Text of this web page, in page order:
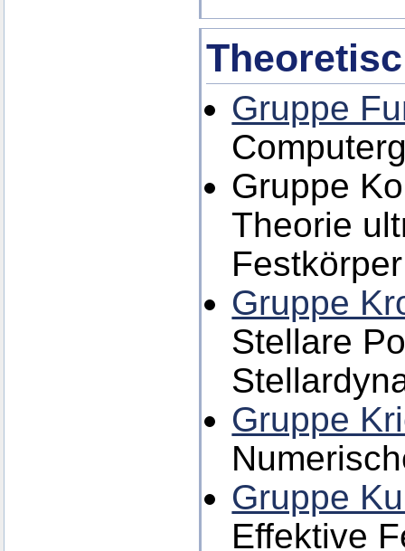
Gruppe
Gruppe
Theorie
Festkörper
Gruppe
Stellare
Gruppe
Gruppe
Effektive